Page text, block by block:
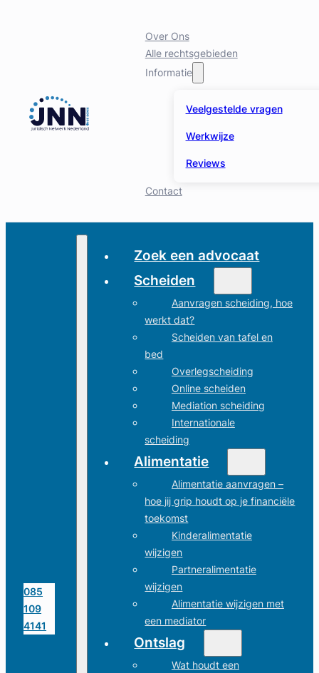
Over Ons
Alle rechtsgebieden
Informatie
Veelgestelde vragen
Werkwijze
Reviews
Contact
085
109
4141
Zoek een advocaat
Scheiden
Aanvragen scheiding, hoe
werkt dat?
Scheiden van tafel en
bed
Overlegscheiding
Online scheiden
Mediation scheiding
Internationale
scheiding
Alimentatie
Alimentatie aanvragen –
hoe jij grip houdt op je financiële
toekomst
Kinderalimentatie
wijzigen
Partneralimentatie
wijzigen
Alimentatie wijzigen met
een mediator
Ontslag
Wat houdt een